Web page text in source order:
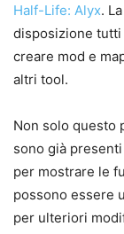
Half-Life: Alyx.
disposizione
creare mod e
altri tool.
Non solo questo
sono già
per mostrare le
possono essere
per ulteriori